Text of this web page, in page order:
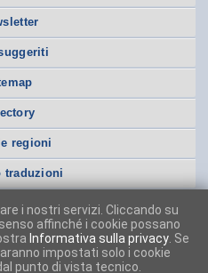
regioni
traduzioni
i nostri servizi. Cliccando su
affinché i cookie possano
Informativa sulla privacy . Se
impostati solo i cookie
punto di vista tecnico.